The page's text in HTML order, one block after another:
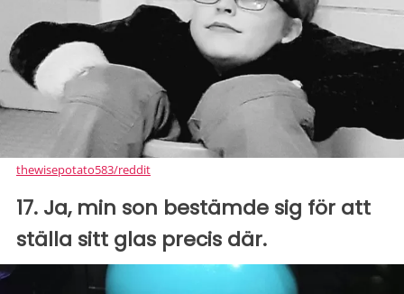
thewisepotato583/reddit
17. Ja, min son bestämde sig för att
ställa sitt glas precis där.